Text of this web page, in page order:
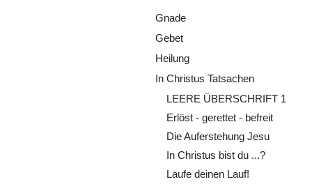
Gnade
Gebet
Heilung
In Christus Tatsachen
LEERE ÜBERSCHRIFT 1
Erlöst - gerettet - befreit
Die Auferstehung Jesu
In Christus bist du ...?
Laufe deinen Lauf!